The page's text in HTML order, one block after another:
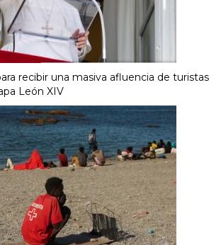
recibir una masiva afluencia de turistas
León XIV